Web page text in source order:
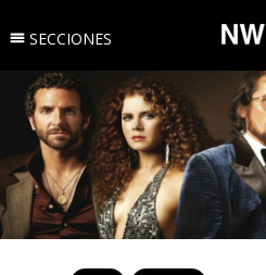
SECCIONES